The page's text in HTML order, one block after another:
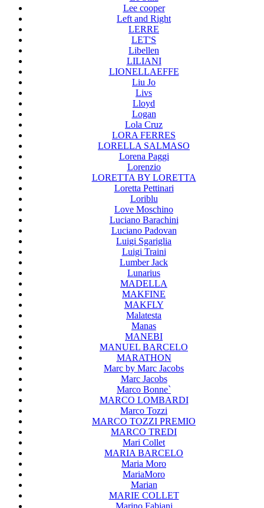
Lee cooper
Left and Right
LERRE
LET'S
Libellen
LILIANI
LIONELLAEFFE
Liu Jo
Livs
Lloyd
Logan
Lola Cruz
LORA FERRES
LORELLA SALMASO
Lorena Paggi
Lorenzio
LORETTA BY LORETTA
Loretta Pettinari
Loriblu
Love Moschino
Luciano Barachini
Luciano Padovan
Luigi Sgariglia
Luigi Traini
Lumber Jack
Lunarius
MADELLA
MAKFINE
MAKFLY
Malatesta
Manas
MANEBI
MANUEL BARCELO
MARATHON
Marc by Marc Jacobs
Marc Jacobs
Marco Bonne`
MARCO LOMBARDI
Marco Tozzi
MARCO TOZZI PREMIO
MARCO TREDI
Mari Collet
MARIA BARCELO
Maria Moro
MariaMoro
Marian
MARIE COLLET
Marino Fabiani